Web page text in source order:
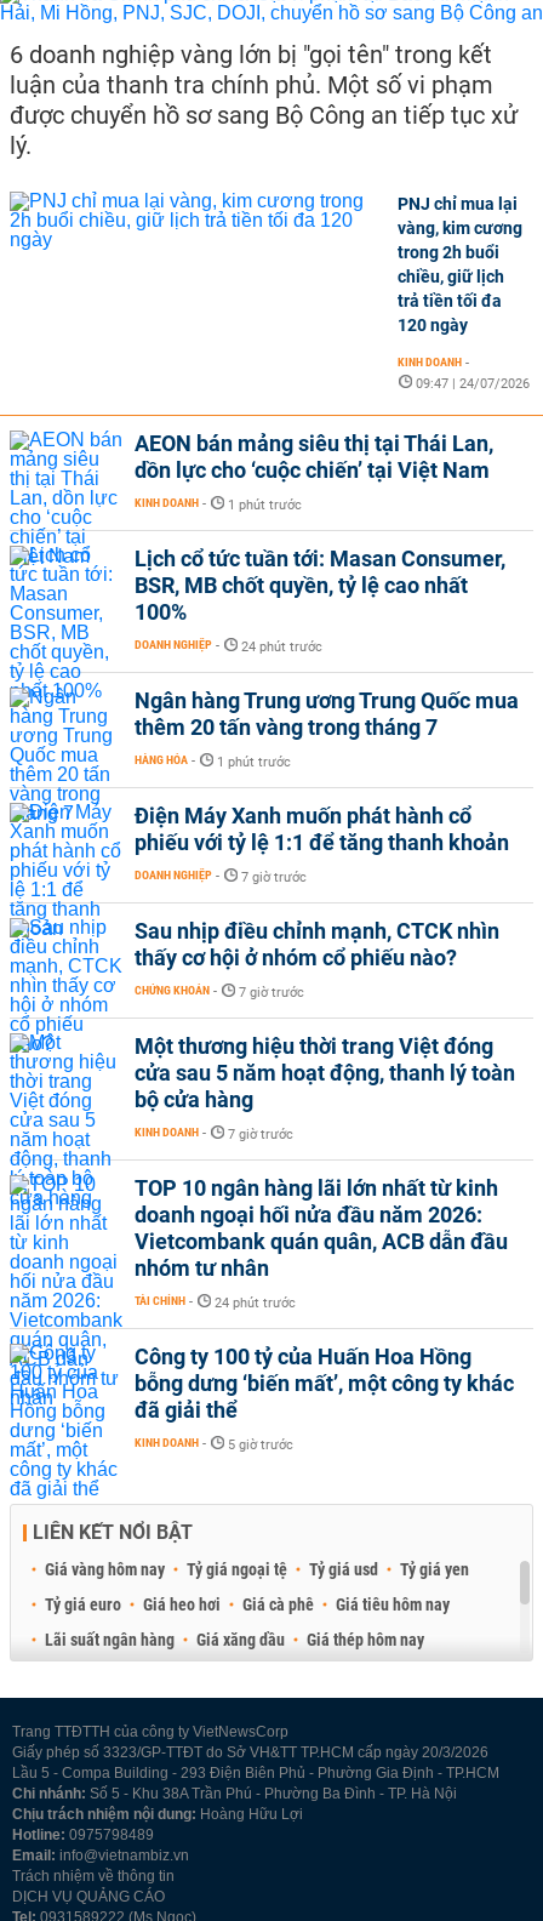
6 doanh nghiệp vàng lớn bị "gọi tên" trong kết
luận của thanh tra chính phủ. Một số vi phạm
được chuyển hồ sơ sang Bộ Công an tiếp tục xử
lý.
PNJ chỉ mua lại
vàng, kim cương
trong 2h buổi
chiều, giữ lịch
trả tiền tối đa
120 ngày
KINH DOANH -
09:47 | 24/07/2026
AEON bán mảng siêu thị tại Thái Lan,
dồn lực cho ‘cuộc chiến’ tại Việt Nam
KINH DOANH - 1 phút trước
Lịch cổ tức tuần tới: Masan Consumer,
BSR, MB chốt quyền, tỷ lệ cao nhất
100%
DOANH NGHIỆP - 24 phút trước
Ngân hàng Trung ương Trung Quốc mua
thêm 20 tấn vàng trong tháng 7
HÀNG HÓA - 1 phút trước
Điện Máy Xanh muốn phát hành cổ
phiếu với tỷ lệ 1:1 để tăng thanh khoản
DOANH NGHIỆP - 7 giờ trước
Sau nhịp điều chỉnh mạnh, CTCK nhìn
thấy cơ hội ở nhóm cổ phiếu nào?
CHỨNG KHOÁN - 7 giờ trước
Một thương hiệu thời trang Việt đóng
cửa sau 5 năm hoạt động, thanh lý toàn
bộ cửa hàng
KINH DOANH - 7 giờ trước
TOP 10 ngân hàng lãi lớn nhất từ kinh
doanh ngoại hối nửa đầu năm 2026:
Vietcombank quán quân, ACB dẫn đầu
nhóm tư nhân
TÀI CHÍNH - 24 phút trước
Công ty 100 tỷ của Huấn Hoa Hồng
bỗng dưng ‘biến mất’, một công ty khác
đã giải thể
KINH DOANH - 5 giờ trước
LIÊN KẾT NỔI BẬT
Giá vàng hôm nay Tỷ giá ngoại tệ Tỷ giá usd
Tỷ giá yen
Tỷ giá euro
Giá heo hơi Giá cà phê
Giá tiêu hôm nay
Lãi suất ngân hàng
Giá xăng dầu
Giá thép hôm nay
Trang TTĐTTH của công ty VietNewsCorp
Giấy phép số 3323/GP-TTĐT do Sở VH&TT TP.HCM cấp ngày 20/3/2026
Lầu 5 - Compa Building - 293 Điện Biên Phủ - Phường Gia Định - TP.HCM
Chi nhánh: Số 5 - Khu 38A Trần Phú - Phường Ba Đình - TP. Hà Nội
Chịu trách nhiệm nội dung: Hoàng Hữu Lợi
Hotline: 0975798489
Email: info@vietnambiz.vn
Trách nhiệm về thông tin
DỊCH VỤ QUẢNG CÁO
Tel: 0931589222 (Ms Ngọc)